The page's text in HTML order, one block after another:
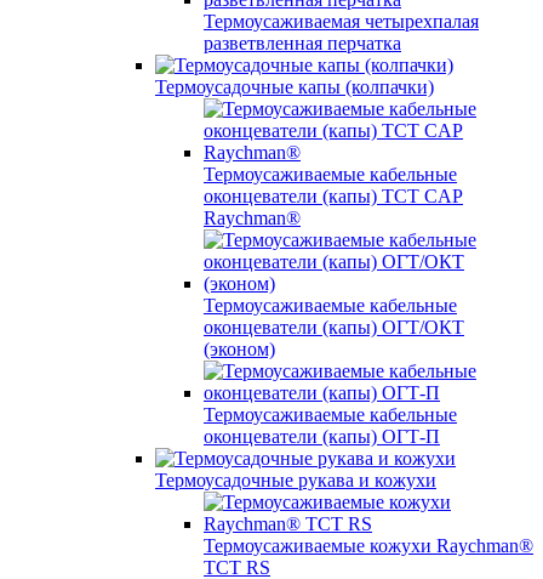
Термоусаживаемая четырехпалая
разветвленная перчатка
Термоусадочные капы (колпачки)
Термоусаживаемые кабельные
оконцеватели (капы) ТCT CAP
Raychman®
Термоусаживаемые кабельные
оконцеватели (капы) ОГТ/ОКТ
(эконом)
Термоусаживаемые кабельные
оконцеватели (капы) ОГТ-П
Термоусадочные рукава и кожухи
Термоусаживаемые кожухи Raychman®
TCT RS